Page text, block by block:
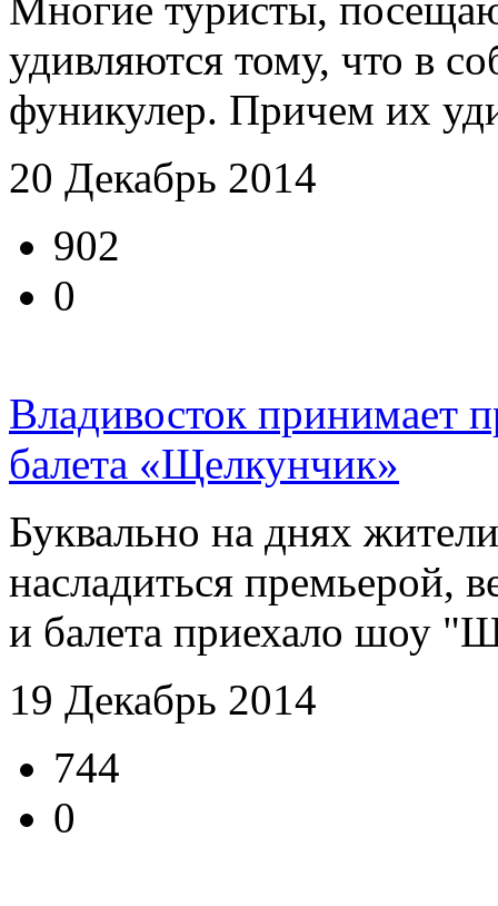
удивляются тому, что в
фуникулер. Причем их
20 Декабрь 2014
902
0
Владивосток принимает
балета «Щелкунчик»
Буквально на днях
насладиться премьерой,
и балета приехало шоу
19 Декабрь 2014
744
0